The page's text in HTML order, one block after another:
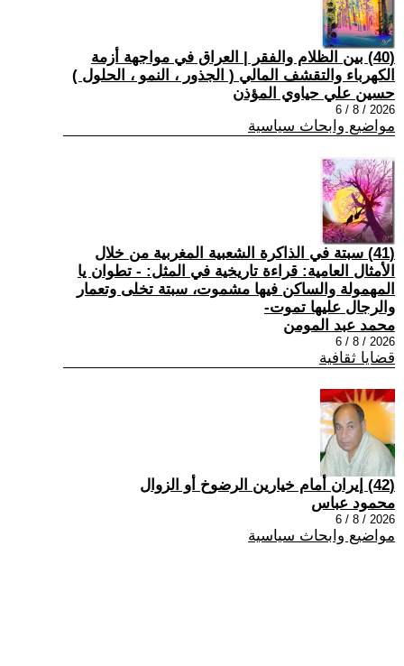
(40) بين الظلام والفقر | العراق في مواجهة أزمة
الكهرباء والتقشف المالي ( الجذور ، النمو ، الحلول )
حسين علي حياوي المؤذن
2026 / 8 / 6
مواضيع وابحاث سياسية
(41) سبتة في الذاكرة الشعبية المغربية من خلال
الأمثال العامية: قراءة تاريخية في المثل: - تطوان يا
المهمولة والساكن فيها مشموت، سبتة تخلى وتعمار
والرجال عليها تموت-
محمد عبد المومن
2026 / 8 / 6
قضايا ثقافية
(42) إيران أمام خيارين الرضوخ أو الزوال
محمود عباس
2026 / 8 / 6
مواضيع وابحاث سياسية